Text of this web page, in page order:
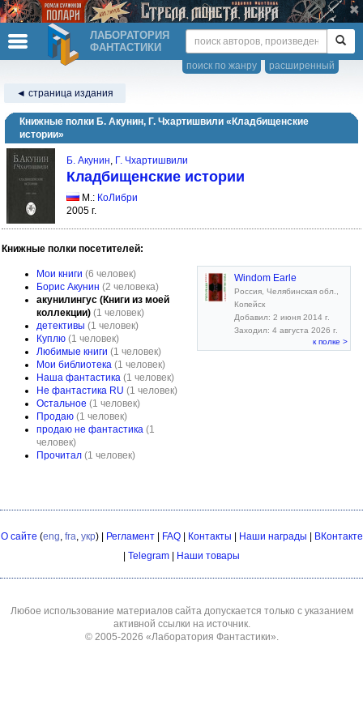
ЛАБОРАТОРИЯ
ФАНТАСТИКИ
расширенный
поиск по жанру
◄ страница издания
Книжные полки Б. Акунин, Г. Чхартишвили «Кладбищенские
истории»
Б. Акунин, Г. Чхартишвили
Кладбищенские истории
М.: КоЛибри
2005 г.
Книжные полки посетителей:
Мои книги (6 человек)
Борис Акунин (2 человека)
акунилингус (Книги из моей
коллекции) (1 человек)
детективы (1 человек)
Куплю (1 человек)
Любимые книги (1 человек)
Мои библиотека (1 человек)
Наша фантастика (1 человек)
Не фантастика RU (1 человек)
Остальное (1 человек)
Продаю (1 человек)
продаю не фантастика (1
человек)
Прочитал (1 человек)
Windom Earle
Россия, Челябинская обл.,
Копейск
Добавил: 2 июня 2014 г.
Заходил: 4 августа 2026 г.
к полке >
О сайте (eng, fra, укр) | Регламент| FAQ| Контакты Наши награды
ВКонтакте
Telegram Наши товары
Любое использование материалов сайта допускается только с указанием
активной ссылки на источник.
© 2005-2026 «Лаборатория Фантастики».